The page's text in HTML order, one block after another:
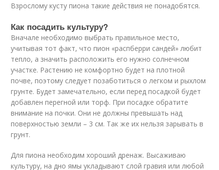
Взрослому кусту пиона такие действия не понадобятся.
Как посадить культуру?
Вначале необходимо выбрать правильное место,
учитывая тот факт, что пион «распберри сандей» любит
тепло, а значить расположить его нужно солнечном
участке. Растению не комфортно будет на плотной
почве, поэтому следует позаботиться о легком и рыхлом
грунте. Будет замечательно, если перед посадкой будет
добавлен перегной или торф. При посадке обратите
внимание на почки. Они не должны превышать над
поверхностью земли – 3 см. Так же их нельзя зарывать в
грунт.
Для пиона необходим хороший дренаж. Высаживаю
культуру, на дно ямы укладывают слой гравия или любой